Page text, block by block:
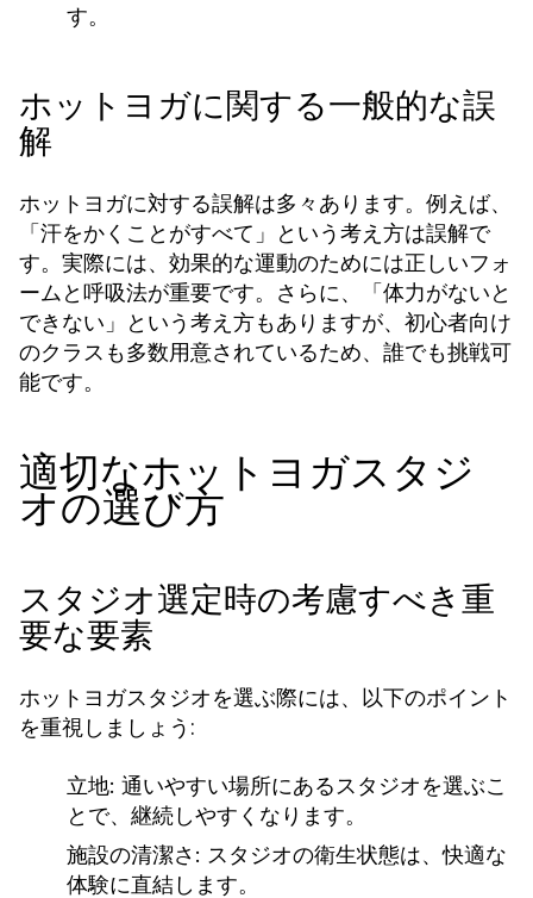
す。
ホットヨガに関する一般的な誤
解
ホットヨガに対する誤解は多々あります。例えば、
「汗をかくことがすべて」という考え方は誤解で
す。実際には、効果的な運動のためには正しいフォ
ームと呼吸法が重要です。さらに、「体力がないと
できない」という考え方もありますが、初心者向け
のクラスも多数用意されているため、誰でも挑戦可
能です。
適切なホットヨガスタジ
オの選び方
スタジオ選定時の考慮すべき重
要な要素
ホットヨガスタジオを選ぶ際には、以下のポイント
を重視しましょう:
立地: 通いやすい場所にあるスタジオを選ぶこ
とで、継続しやすくなります。
施設の清潔さ: スタジオの衛生状態は、快適な
体験に直結します。